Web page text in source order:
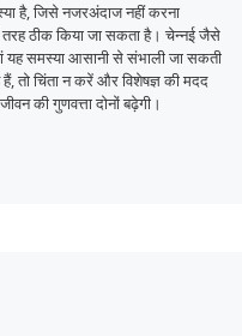
है, जिसे नजरअंदाज नहीं करना
ठीक किया जा सकता है। चेन्नई जैसे
यह समस्या आसानी से संभाली जा सकती
तो चिंता न करें और विशेषज्ञ की मदद
की गुणवत्ता दोनों बढ़ेगी।